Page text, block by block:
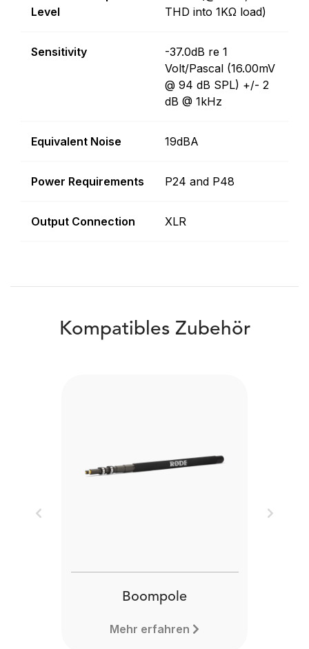
Level
THD into 1KΩ load)
Sensitivity
-37.0dB re 1
Volt/Pascal (16.00mV
@ 94 dB SPL) +/- 2
dB @ 1kHz
Equivalent Noise 19dBA
Power Requirements P24 and P48
Output Connection XLR
Kompatibles Zubehör
Boompole
Mehr erfahren
Previous Next